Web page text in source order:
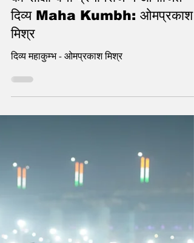
पौराणिक, धार्मिक और खगोलीय घटनाओं
का साक्षी बना प्रयागराज में आयोजित
दिव्य Maha Kumbh: ओमप्रकाश
मिश्र
दिव्य महाकुम्भ - ओमप्रकाश मिश्र